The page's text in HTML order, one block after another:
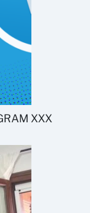
XXX